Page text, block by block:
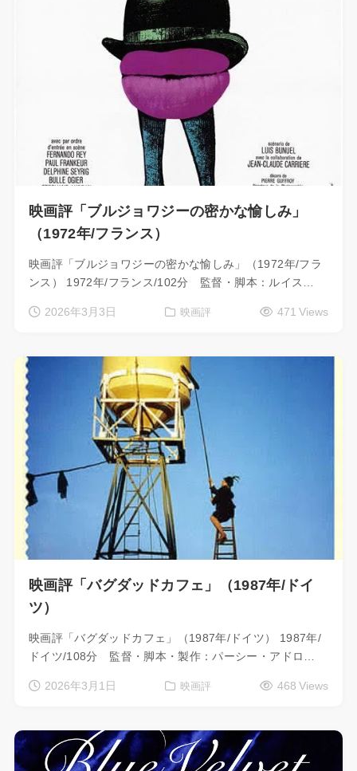
映画評「ブルジョワジーの密かな愉しみ」
（1972年/フランス）
映画評「ブルジョワジーの密かな愉しみ」（1972年/フラ
ンス） 1972年/フランス/102分 監督・脚本：ルイス…
2026年3月3日 映画評 471 Views
映画評「バグダッドカフェ」（1987年/ドイ
ツ）
映画評「バグダッドカフェ」（1987年/ドイツ） 1987年/
ドイツ/108分 監督・脚本・製作：パーシー・アドロ…
2026年3月1日 映画評 468 Views